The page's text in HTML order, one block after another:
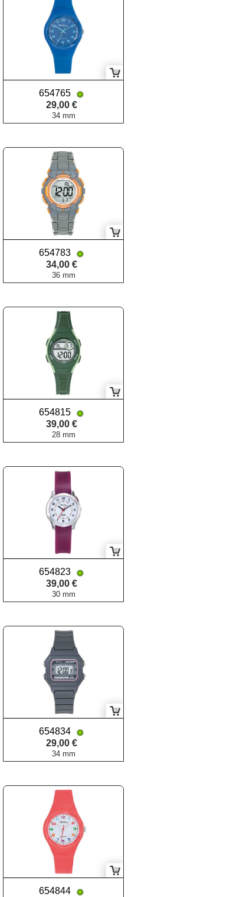
654765
29,00 €
34 mm
654783
34,00 €
36 mm
654815
39,00 €
28 mm
654823
39,00 €
30 mm
654834
29,00 €
34 mm
654844